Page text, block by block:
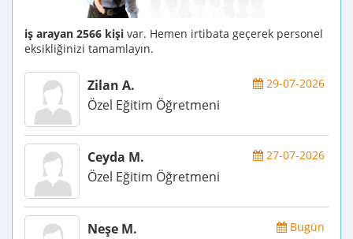
iş arayan 2566 kişi var. Hemen irtibata geçerek personel
eksikliğinizi tamamlayın.
29-07-2026
Zilan A.
Özel Eğitim Öğretmeni
27-07-2026
Ceyda M.
Özel Eğitim Öğretmeni
Bugün
Neşe M.